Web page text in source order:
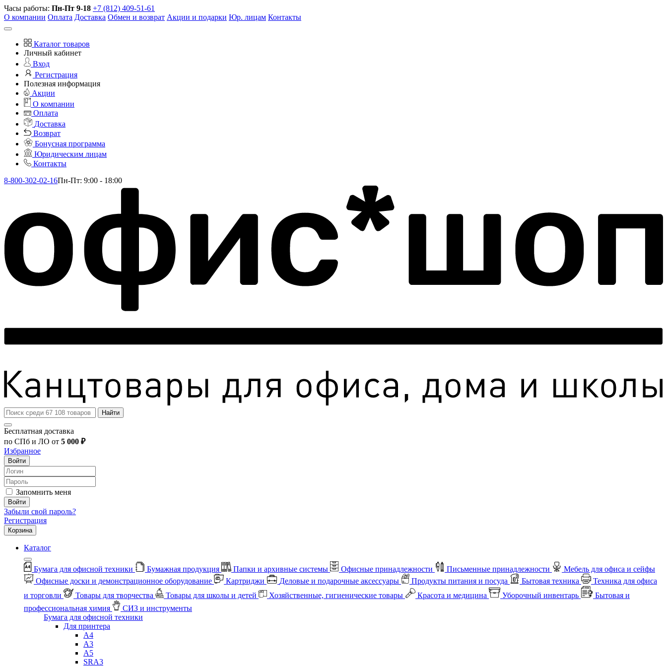
Часы работы: Пн-Пт 9-18 +7 (812) 409-51-61
О компании Оплата Доставка Обмен и возврат Акции и подарки Юр. лицам Контакты
Каталог товаров
Личный кабинет
Вход
Регистрация
Полезная информация
Акции
О компании
Оплата
Доставка
Возврат
Бонусная программа
Юридическим лицам
Контакты
8-800-302-02-16Пн-Пт: 9:00 - 18:00
Найти
Бесплатная доставка
по СПб и ЛО от 5 000 ₽
Избранное
Войти
Запомнить меня
Войти
Забыли свой пароль?
Регистрация
Корзина
Каталог
Бумага для офисной техники Бумажная продукция Папки и архивные системы Офисные принадлежности Письменные принадлежности
Мебель для офиса и сейфы
Офисные доски и демонстрационное оборудование
Картриджи Деловые и подарочные аксессуары Продукты питания и посуда Бытовая техника
Техника для офиса
и торговли
Товары для творчества Товары для школы и детей Хозяйственные, гигиенические товары Красота и медицина Уборочный инвентарь
Бытовая и
профессиональная химия
СИЗ и инструменты
Бумага для офисной техники
Для принтера
А4
А3
А5
SRA3